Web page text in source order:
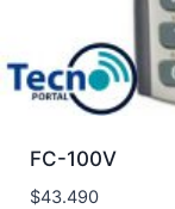
FC-100V
$43.490